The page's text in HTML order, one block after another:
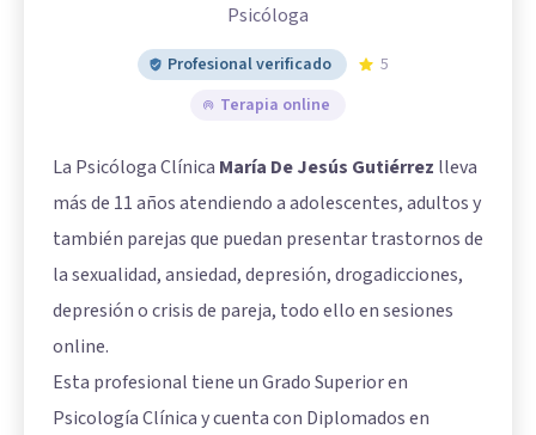
Psicóloga
Profesional verificado
5
Terapia online
La Psicóloga Clínica María De Jesús Gutiérrez lleva
más de 11 años atendiendo a adolescentes, adultos y
también parejas que puedan presentar trastornos de
la sexualidad, ansiedad, depresión, drogadicciones,
depresión o crisis de pareja, todo ello en sesiones
online.
Esta profesional tiene un Grado Superior en
Psicología Clínica y cuenta con Diplomados en